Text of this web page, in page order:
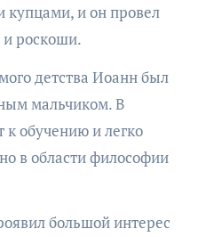
купцами, и он провел
и роскоши.
детства Иоанн был
мальчиком. В
к обучению и легко
в области философии
большой интерес